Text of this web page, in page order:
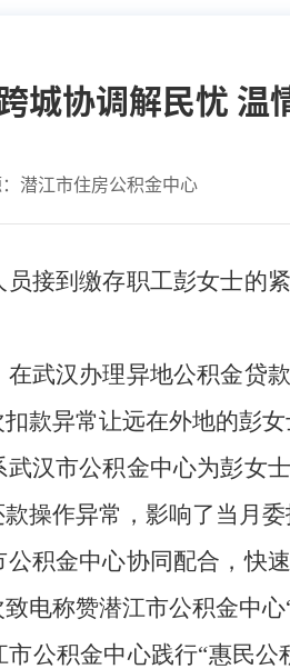
城协调解民忧 温
潜江市住房公积金中心
接到缴存职工彭女士的
武汉办理异地公积金贷
款异常让远在外地的彭
汉市公积金中心为彭女
操作异常，影响了当月委
积金中心协同配合，快
电称赞潜江市公积金中心
公积金中心践行“惠民